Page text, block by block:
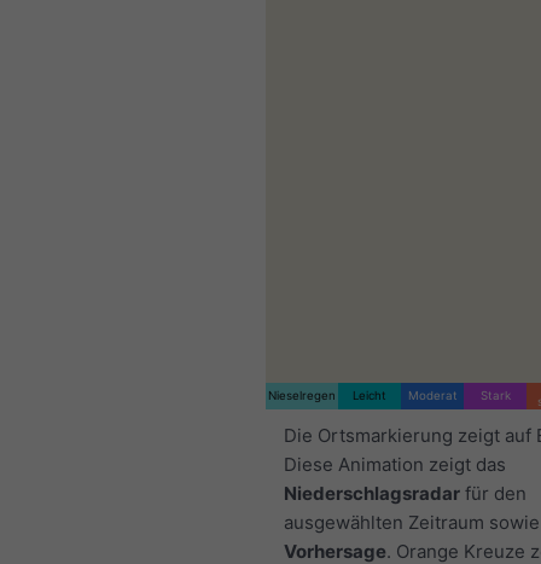
Nieselregen Leicht Moderat Stark
Die Ortsmarkierung zeigt auf
Diese Animation zeigt das
Niederschlagsradar für den
ausgewählten Zeitraum
Vorhersage. Orange Kreuze